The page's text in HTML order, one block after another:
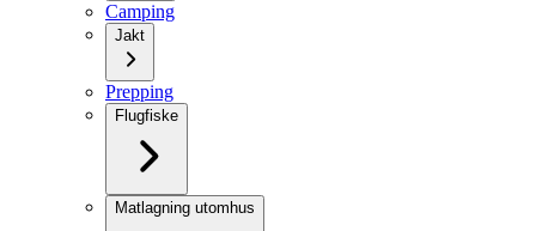
Camping
Jakt
Prepping
Flugfiske
Matlagning utomhus